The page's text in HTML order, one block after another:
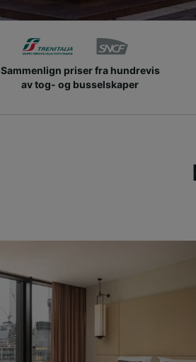
Sammenlign priser fra hundrevis
av tog- og busselskaper